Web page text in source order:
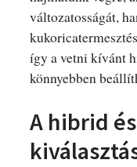
változatosságát,
így a vetni kívánt
könnyebben
A hibrid